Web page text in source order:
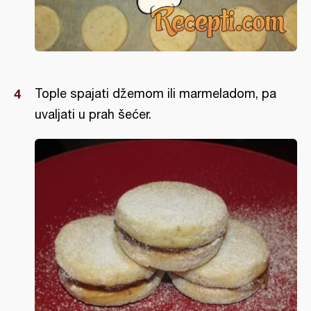
Tople spajati džemom ili marmeladom, pa
uvaljati u prah šećer.